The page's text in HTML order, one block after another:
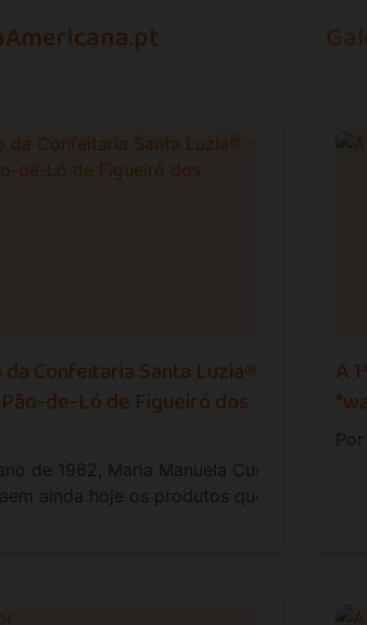
Confeitaria Santa Luzia®
de-Ló de Figueiró dos
de 1962, Maria Manuela Cunha de
ainda hoje os produtos que
A